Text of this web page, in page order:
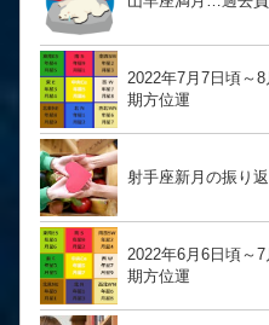
2022年7月7日頃～
期方位運
射手座新月の振り
2022年6月6日頃～
期方位運